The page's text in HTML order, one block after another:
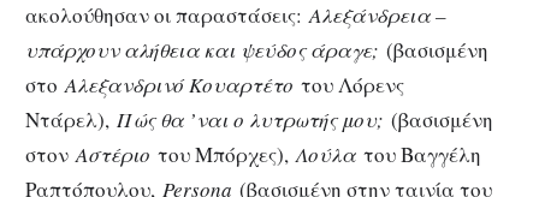
ακολούθησαν οι παραστάσεις:Αλεξάνδρεια –
υπάρχουν αλήθεια και ψεύδος άραγε; (βασισμένη
στοΑλεξανδρινό Κουαρτέτο του Λόρενς
Ντάρελ), Πώς θα ’ναι ο λυτρωτής μου; (βασισμένη
στονΑστέριο του Μπόρχες),Λούλα του Βαγγέλη
Ραπτόπουλου, Persona (βασισμένη στην ταινία του